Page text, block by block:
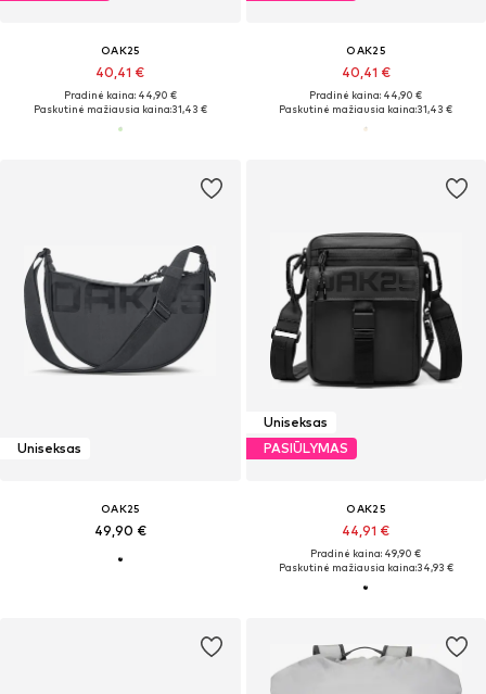
OAK25
40,41 €
Pradinė kaina: 44,90 €
Paskutinė mažiausia kaina:31,43 €
OAK25
40,41 €
Pradinė kaina: 44,90 €
Paskutinė mažiausia kaina:31,43 €
Uniseksas
OAK25
49,90 €
Uniseksas
PASIŪLYMAS
OAK25
44,91 €
Pradinė kaina: 49,90 €
Paskutinė mažiausia kaina:34,93 €